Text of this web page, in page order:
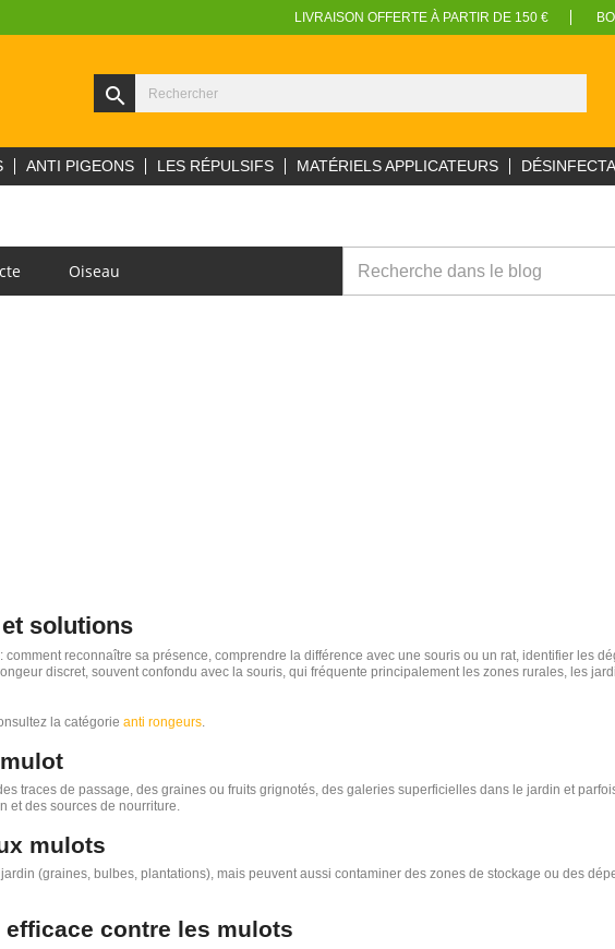
LIVRAISON OFFERTE À PARTIR DE 150 €
search
ANTI PIGEONS LES RÉPULSIFS MATÉRIELS APPLICATEURS
Oiseau
solutions
reconnaître sa présence, comprendre la différence avec une souris ou un rat, identifier les
discret, souvent confondu avec la souris, qui fréquente principalement les zones rurales, les
la catégorie anti rongeurs.
traces de passage, des graines ou fruits grignotés, des galeries superficielles dans le jardin et
et des sources de nourriture.
mulots
(graines, bulbes, plantations), mais peuvent aussi contaminer des zones de stockage ou des
efficace contre les mulots